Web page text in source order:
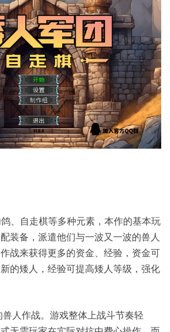
、自走棋等多种元素，本作的基本玩
装备，派遣他们与一波又一波的兽人
战来获得更多的资金、经验，资金可
的矮人，经验可提高矮人等级，强化
人作战。游戏整体上战斗节奏轻